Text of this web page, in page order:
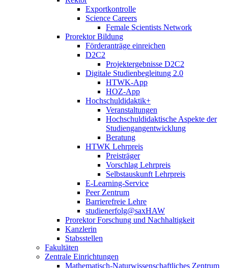
Exportkontrolle
Science Careers
Female Scientists Network
Prorektor Bildung
Förderanträge einreichen
D2C2
Projektergebnisse D2C2
Digitale Studienbegleitung 2.0
HTWK-App
HOZ-App
Hochschuldidaktik+
Veranstaltungen
Hochschuldidaktische Aspekte der
Studiengangentwicklung
Beratung
HTWK Lehrpreis
Preisträger
Vorschlag Lehrpreis
Selbstauskunft Lehrpreis
E-Learning-Service
Peer Zentrum
Barrierefreie Lehre
studienerfolg@saxHAW
Prorektor Forschung und Nachhaltigkeit
Kanzlerin
Stabsstellen
Fakultäten
Zentrale Einrichtungen
Mathematisch-Naturwissenschaftliches Zentrum